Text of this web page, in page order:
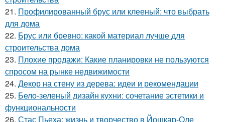
21. Профилированный брус или клееный: что выбрать
для дома
22. Брус или бревно: какой материал лучше для
строительства дома
23. Плохие продажи: Какие планировки не пользуются
спросом на рынке недвижимости
24. Декор на стену из дерева: идеи и рекомендации
25. Бело-зеленый дизайн кухни: сочетание эстетики и
функциональности
26. Стас Пьеха: жизнь и творчество в Йошкар-Оле